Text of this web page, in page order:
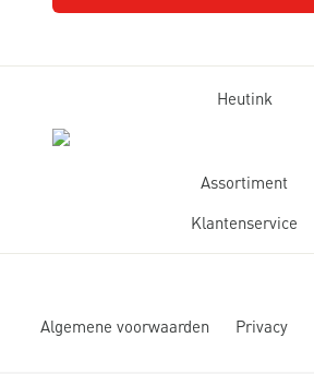
Heutink
Assortiment
Klantenservice
Algemene voorwaarden Privacy